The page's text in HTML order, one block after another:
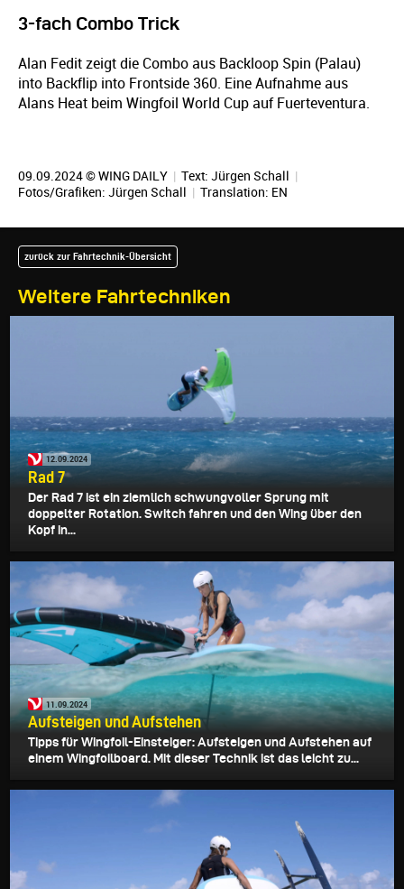
3-fach Combo Trick
Alan Fedit zeigt die Combo aus Backloop Spin (Palau)
into Backflip into Frontside 360. Eine Aufnahme aus
Alans Heat beim Wingfoil World Cup auf Fuerteventura.
09.09.2024 © WING DAILY | Text: Jürgen Schall |
Fotos/Grafiken: Jürgen Schall | Translation: EN
Weitere Fahrtechniken
zurück zur Fahrtechnik-Übersicht
12.09.2024
Rad 7
Der Rad 7 ist ein ziemlich schwungvoller Sprung mit
doppelter Rotation. Switch fahren und den Wing über den
Kopf in...
11.09.2024
Aufsteigen und Aufstehen
Tipps für Wingfoil-Einsteiger: Aufsteigen und Aufstehen auf
einem Wingfoilboard. Mit dieser Technik ist das leicht zu...